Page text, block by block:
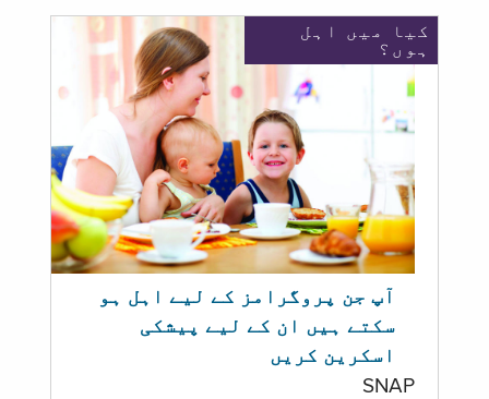
کیا میں اہل
ہوں؟
آپ جن پروگرامز کے لیے اہل ہو
سکتے ہیں ان کے لیے پیشکی
اسکرین کریں
SNAP